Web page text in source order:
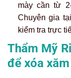
màycần từ
Chuyên gia
kiểm tra trực
Thẩm Mỹ
để xóa